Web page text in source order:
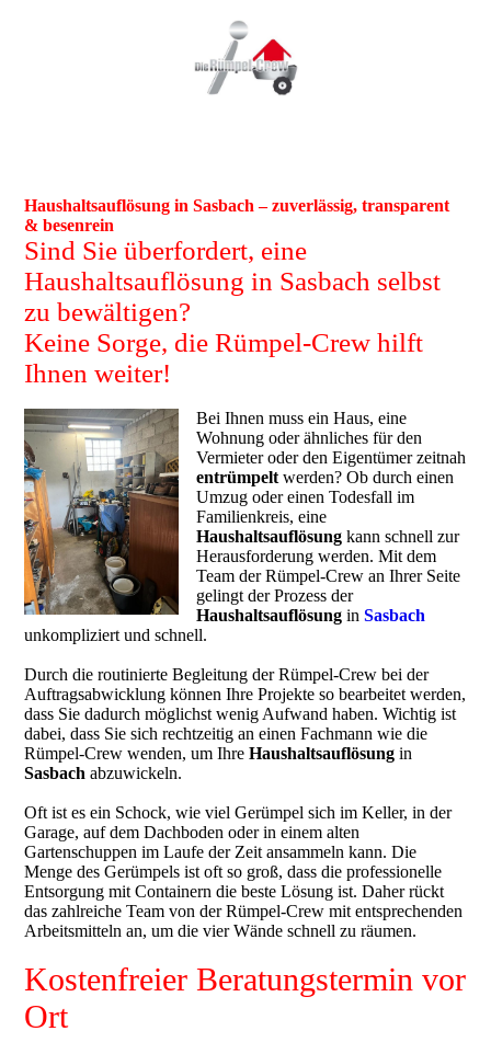
Haushaltsauflösung in Sasbach – zuverlässig, transparent
& besenrein
Sind Sie überfordert, eine
Haushaltsauflösung in Sasbach selbst
zu bewältigen?
Keine Sorge, die Rümpel-Crew hilft
Ihnen weiter!
Bei Ihnen muss ein Haus, eine
Wohnung oder ähnliches für den
Vermieter oder den Eigentümer zeitnah
entrümpelt werden? Ob durch einen
Umzug oder einen Todesfall im
Familienkreis, eine
Haushaltsauflösung kann schnell zur
Herausforderung werden. Mit dem
Team der Rümpel-Crew an Ihrer Seite
gelingt der Prozess der
Haushaltsauflösung inSasbach
unkompliziert und schnell.
Durch die routinierte Begleitung der Rümpel-Crew bei der
Auftragsabwicklung können Ihre Projekte so bearbeitet werden,
dass Sie dadurch möglichst wenig Aufwand haben. Wichtig ist
dabei, dass Sie sich rechtzeitig an einen Fachmann wie die
Rümpel-Crew wenden, um IhreHaushaltsauflösung in
Sasbach abzuwickeln.
Oft ist es ein Schock, wie viel Gerümpel sich im Keller, in der
Garage, auf dem Dachboden oder in einem alten
Gartenschuppen im Laufe der Zeit ansammeln kann. Die
Menge des Gerümpels ist oft so groß, dass die professionelle
Entsorgung mit Containern die beste Lösung ist. Daher rückt
das zahlreiche Team von der Rümpel-Crew mit entsprechenden
Arbeitsmitteln an, um die vier Wände schnell zu räumen.
Kostenfreier Beratungstermin vor
Ort